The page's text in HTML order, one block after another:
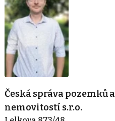
Česká správa pozemků a
nemovitostí s.r.o.